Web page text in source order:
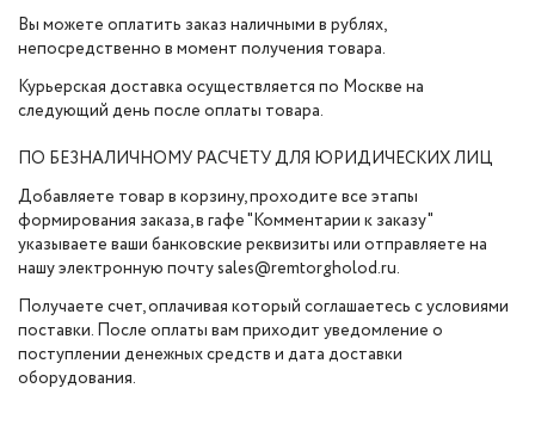
Вы можете оплатить заказ наличными в рублях,
непосредственно в момент получения товара.
Курьерская доставка осуществляется по Москве на
следующий день после оплаты товара.
ПО БЕЗНАЛИЧНОМУ РАСЧЕТУ ДЛЯ ЮРИДИЧЕСКИХ ЛИЦ
Добавляете товар в корзину, проходите все этапы
формирования заказа, в гафе "Комментарии к заказу"
указываете ваши банковские реквизиты или отправляете на
нашу электронную почту sales@remtorgholod.ru.
Получаете счет, оплачивая который соглашаетесь с условиями
поставки. После оплаты вам приходит уведомление о
поступлении денежных средств и дата доставки
оборудования.